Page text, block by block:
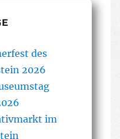
des
2026
im